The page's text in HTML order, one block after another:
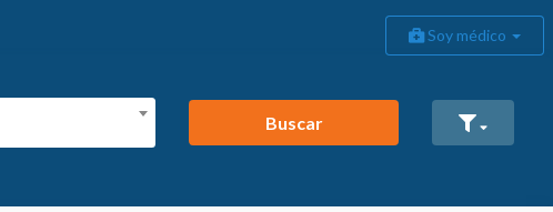
Soy médico
Buscar